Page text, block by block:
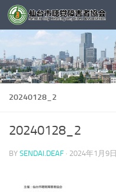
コンテンツへスキップ
20240128_2
20240128_2
BY SENDAI.DEAF · 2024年1月9日